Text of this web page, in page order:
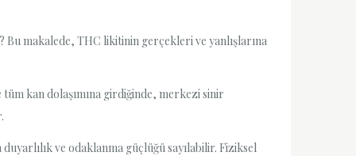
makalede, THC likitinin gerçekleri ve yanlışlarına
kan dolaşımına girdiğinde, merkezi sinir
ve odaklanma güçlüğü sayılabilir. Fiziksel